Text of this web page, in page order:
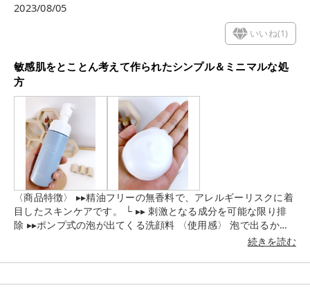
2023/08/05
いいね(1)
敏感肌をとことん考えて作られたシンプル＆ミニマルな処
方
〈商品特徴〉 ▸▸精油フリーの無香料で、アレルギーリスクに着
目したスキンケアです。 └ ▸▸ 刺激となる成分を可能な限り排
除 ▸▸ポンプ式の泡が出てくる洗顔料 〈使用感〉 泡で出るから
手間いらずで便利です✨ 泡はきめ細かくてふわふわ。 肌に伸ば
はつっぱらずにしっとり。 いらないものだけを落として、必要
続きを読む